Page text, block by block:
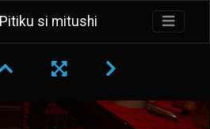
Pitiku si mitushi